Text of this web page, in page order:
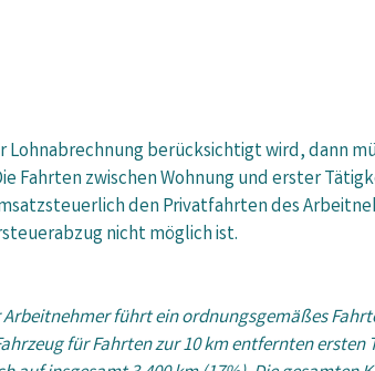
berücksichtigt wird, dann
Fahrten zwischen Wohnung und erster
den Privatfahrten des
nicht möglich ist.
führt ein ordnungsgemäßes
für Fahrten zur 10 km entfernten